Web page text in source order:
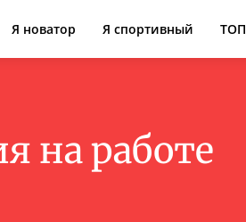
Я новатор Я спортивный ТОП
на работе